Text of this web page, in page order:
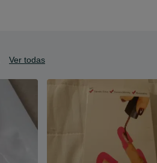
Ver todas